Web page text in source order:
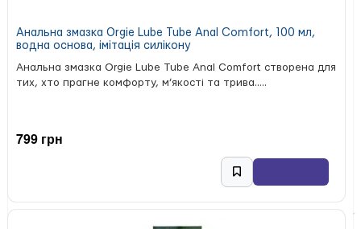
Анальна змазка Orgie Lube Tube Anal Comfort, 100 мл,
водна основа, імітація силікону
Анальна змазка Orgie Lube Tube Anal Comfort створена для
тих, хто прагне комфорту, м’якості та трива.....
799 грн